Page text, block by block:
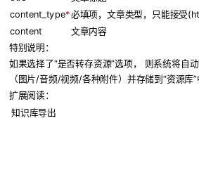
content_type*必填项，文章类型，只能接受
content
文章内容
特别说明：
如果选择了“是否转存资源”选项， 则系统将自
（图片/音频/视频/各种附件）并存储到“资源库”
扩展阅读：
知识库导出